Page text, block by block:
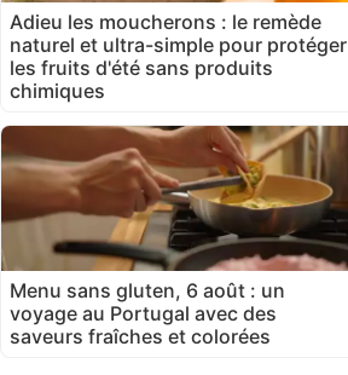
Adieu les moucherons : le remède
naturel et ultra-simple pour protéger
les fruits d'été sans produits
chimiques
Menu sans gluten, 6 août : un
voyage au Portugal avec des
saveurs fraîches et colorées